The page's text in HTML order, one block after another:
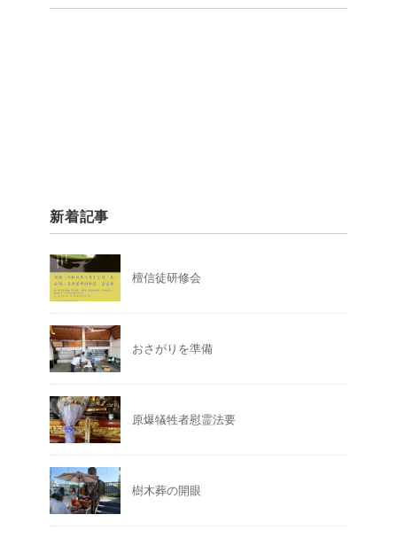
新着記事
檀信徒研修会
おさがりを準備
原爆犠牲者慰霊法要
樹木葬の開眼